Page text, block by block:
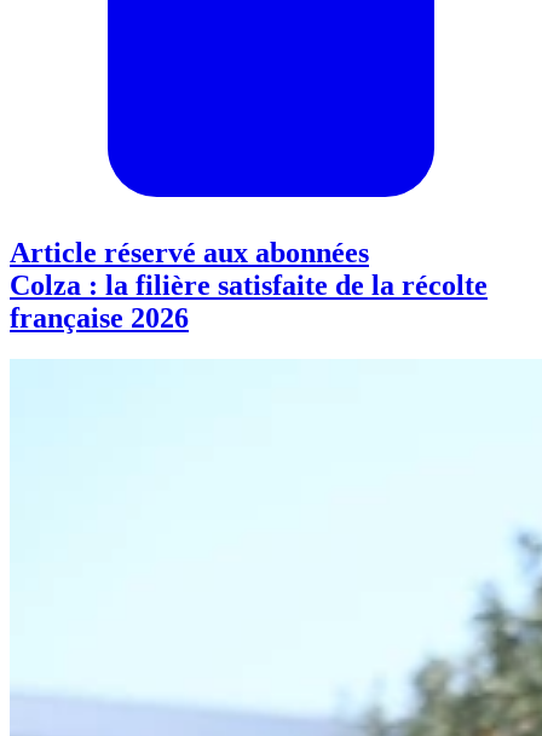
Article réservé aux abonnées
Colza : la filière satisfaite de la récolte
française 2026